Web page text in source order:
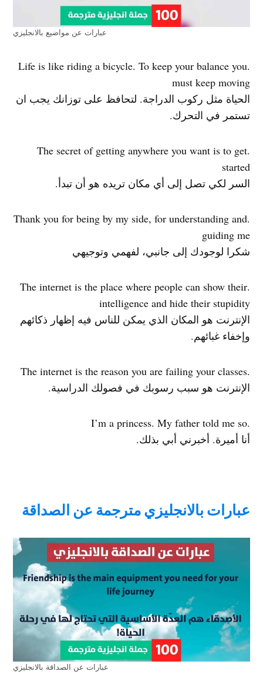
عبارات عن مواضيع بالانجليزي
.Life is like riding a bicycle. To keep your balance you
must keep moving
الحياة مثل ركوب الدراجة. لتحافظ على توزانك يجب ان
تستمر في التحرك.
.The secret of getting anywhere you want is to get
started
السر لكي تصل إلى أي مكان تريده هو أن تبدأ.
.Thank you for being by my side, for understanding and
guiding me
شكرا لوجودك إلى جانبي، لفهمي وتوجيهي
.The internet is the place where people can show their
intelligence and hide their stupidity
الإنترنت هو المكان الذي يمكن للناس فيه إظهار ذكائهم
وإخفاء غبائهم.
.The internet is the reason you are failing your classes
الإنترنت هو سبب رسوبك في فصولك الدراسية.
.I’m a princess. My father told me so
أنا أميرة. أخبرني أبي بذلك.
عبارات بالانجليزي مترجمة عن الصداقة
عبارات عن الصداقة بالانجليزي